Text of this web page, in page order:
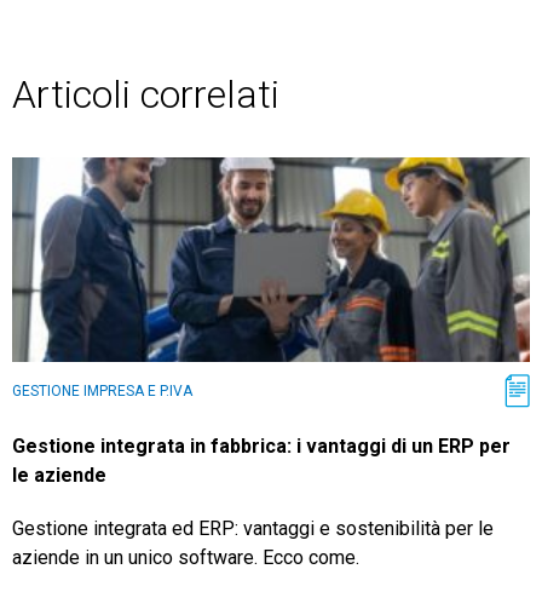
Articoli correlati
GESTIONE IMPRESA E P.IVA
Gestione integrata in fabbrica: i vantaggi di un ERP per
le aziende
Gestione integrata ed ERP: vantaggi e sostenibilità per le
aziende in un unico software. Ecco come.